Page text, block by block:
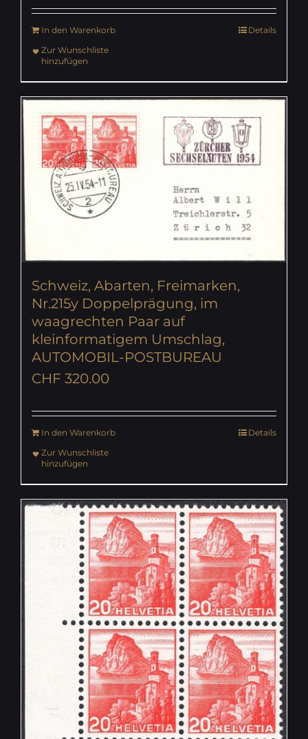
In den Warenkorb
Details
Zur Wunschliste
hinzufügen
Schweiz, Abarten, Freimarken,
Nr.215y Doppelprägung, im
waagrechten Paar auf
kleinformatigem Umschlag,
AUTOMOBIL-POSTBUREAU
CHF 320.00
In den Warenkorb
Details
Zur Wunschliste
hinzufügen